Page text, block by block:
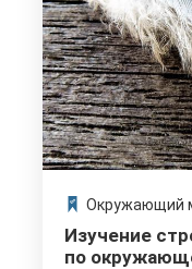
Окружающий
Изучение
по